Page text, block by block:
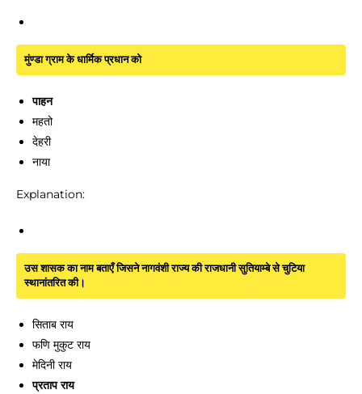
मुंण्डा ग्राम के धार्मिक प्रधान को
पाहन
महतो
देहरी
नाया
Explanation:
उस शासक का नाम बताएँ जिसने नागवंशी राज्य की राजधानी सुतियाम्बे से चुटिया
स्थानांतरित की।
सिताब राय
फणि मुकुट राय
मेदिनी राय
प्रताप राय